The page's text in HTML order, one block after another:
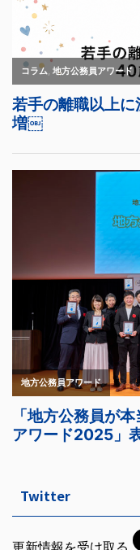
Twitter
更新情報を受け取る